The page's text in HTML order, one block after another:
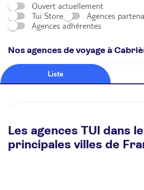
Ouvert actuellement
Tui Store
Agences
Agences adhérentes
Nos agences de voyage à
Liste
Carte
CAMPAGNE
350 Av. du Plan de Campagne
Les agences TUI dans
principales villes de